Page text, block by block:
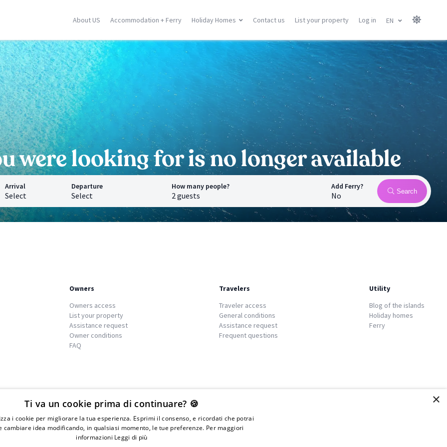
About US Accommodation + Ferry Holiday Homes
Vito Lo Capo
Corse
Porto Vecchio
Moriani
Ghisonaccia
Ile Rousse
Ajaccio
Calvi
Saint Florent
All locations
Greek Islands
Zante
Samos
Crete
Mykonos
Santorini
Corfu
All locations
Canary Islands
Gran Canary
Tenerife
Lanzarote
Fuerteventura
All locations
Balearic Islands
Menorca
Mallorca
Ibiza
All locations
Contact us List your property Log in EN
were looking for is no longer available
Arrival
Select
Departure
Select
How many people? Add Ferry?
No Search
Owners
Owners access
List your property
Assistance request
Owner conditions
FAQ
Travelers
Traveler access
General conditions
Assistance request
Frequent questions
Utility
Blog of the islands
Holiday homes
Ferry
We islands
01976730497 - Iscrizione C.I.A.A di
×
Ti va un cookie prima di continuare? 🍪
i cookie per migliorare la tua esperienza. Esprimi il consenso, e ricordati che potrai
cambiare idea modificando, in qualsiasi momento, le tue preferenze. Per maggiori
informazioni Leggi di più